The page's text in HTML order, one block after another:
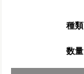
種類
数量